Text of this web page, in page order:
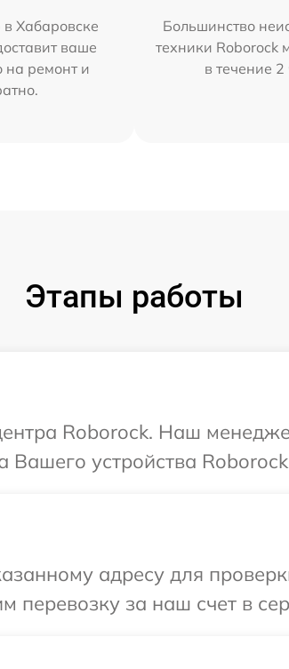
Хабаровске
ваше
на ремонт и
Большинство
техники Roborock
в течение 2
Этапы работы
Roborock. Наш
устройства
адресу для
перевозку за наш счет в